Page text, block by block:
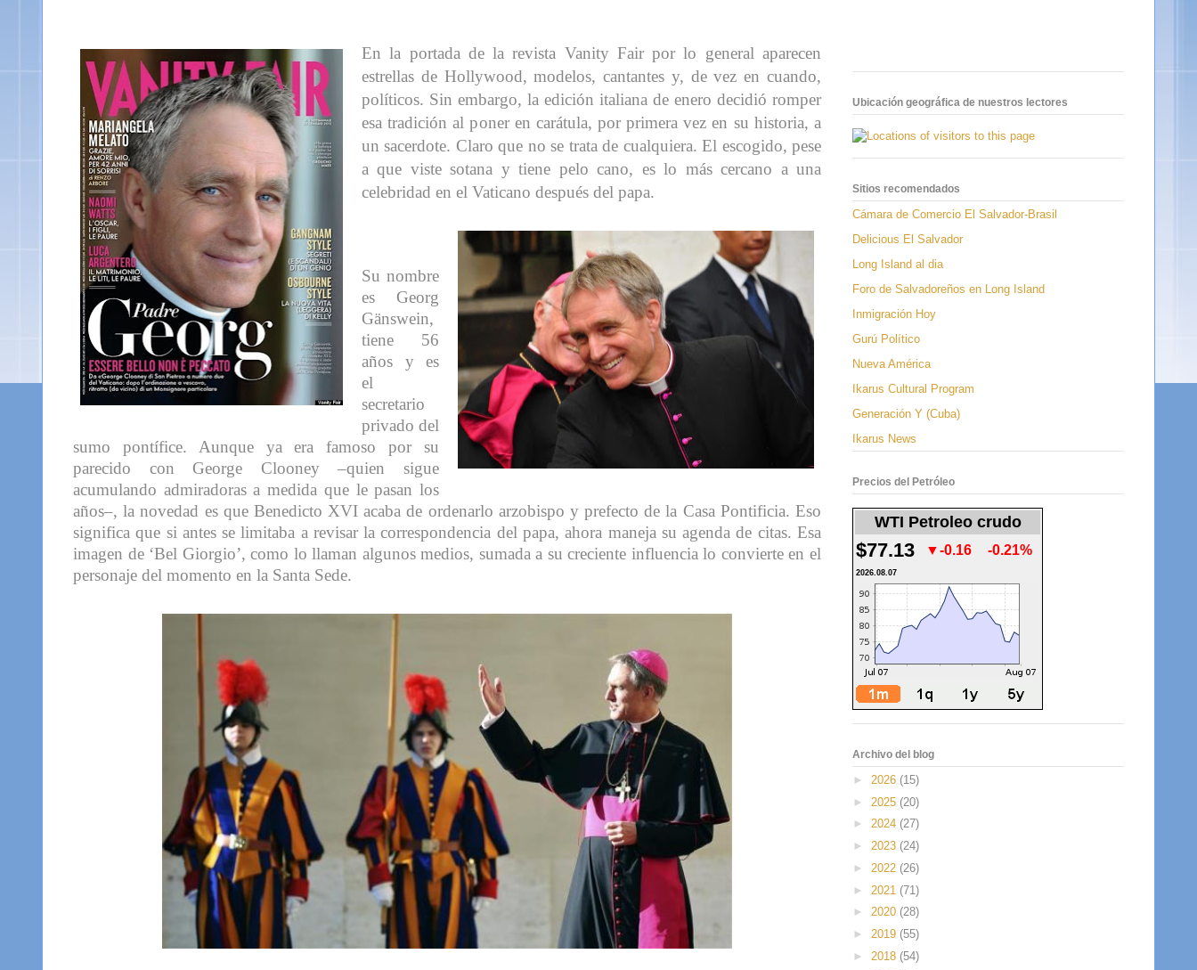
En la portada de la revista Vanity Fair por lo general aparecen
estrellas de Hollywood, modelos, cantantes y, de vez en cuando,
políticos. Sin embargo, la edición italiana de enero decidió romper
esa tradición al poner en carátula, por primera vez en su historia, a
un sacerdote. Claro que no se trata de cualquiera. El escogido, pese
a que viste sotana y tiene pelo cano, es lo más cercano a una
celebridad en el Vaticano después del papa.
Su nombre
es Georg
Gänswein,
tiene 56
años y es
el
secretario
privado del
sumo pontífice. Aunque ya era famoso por su
parecido con George Clooney –quien sigue
acumulando admiradoras a medida que le pasan los
años–, la novedad es que Benedicto XVI acaba de ordenarlo arzobispo y prefecto de la Casa Pontificia. Eso
significa que si antes se limitaba a revisar la correspondencia del papa, ahora maneja su agenda de citas. Esa
imagen de ‘Bel Giorgio’, como lo llaman algunos medios, sumada a su creciente influencia lo convierte en el
personaje del momento en la Santa Sede.
Ubicación geográfica de nuestros lectores
Sitios recomendados
Cámara de Comercio El Salvador-Brasil
Delicious El Salvador
Long Island al dia
Foro de Salvadoreños en Long Island
Inmigración Hoy
Gurú Político
Nueva América
Ikarus Cultural Program
Generación Y (Cuba)
Ikarus News
Precios del Petróleo
WTI Petroleo crudo
$77.13 ▼-0.16 -0.21%
2026.08.07
Archivo del blog
► 2026 (15)
► 2025 (20)
► 2024 (27)
► 2023 (24)
► 2022 (26)
► 2021 (71)
► 2020 (28)
► 2019 (55)
► 2018 (54)